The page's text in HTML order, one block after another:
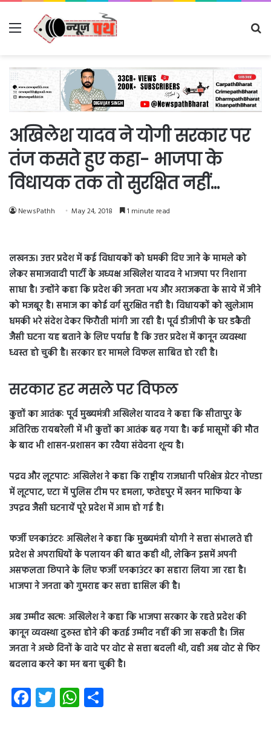
Menu
अखिलेश यादव ने योगी सरकार पर
तंज कसते हुए कहा- भाजपा के
विधायक तक तो सुरक्षित नहीं…
NewsPathh May 24, 2018 1 minute read
लखनऊ। उत्तर प्रदेश में कई विधायकों को धमकी दिए जाने के मामले को
लेकर समाजवादी पार्टी के अध्यक्ष अखिलेश यादव ने भाजपा पर निशाना
साधा है। उन्होंने कहा कि प्रदेश की जनता भय और अराजकता के साये में जीने
को मजबूर है। समाज का कोई वर्ग सुरक्षित नही है। विधायकों को खुलेआम
धमकी भरे संदेश देकर फिरौती मांगी जा रही है। पूर्व डीजीपी के घर डकैती
जैसी घटना यह बताने के लिए पर्याप्त है कि उत्तर प्रदेश में कानून व्यवस्था
ध्वस्त हो चुकी है। सरकार हर मामले विफल साबित हो रही है।
सरकार हर मसले पर विफल
कुत्तों का आतंकः पूर्व मुख्यमंत्री अखिलेश यादव ने कहा कि सीतापुर के
अतिरिक्त रायबरेली में भी कुत्तों का आतंक बढ़ गया है। कई मासूमों की मौत
के बाद भी शासन-प्रशासन का रवैया संवेदना शून्य है।
पद्रव और लूटपाटः अखिलेश ने कहा कि राष्ट्रीय राजधानी परिक्षेत्र ग्रेटर नोएडा
में लूटपाट, एटा में पुलिस टीम पर हमला, फतेहपुर में खनन माफिया के
उपद्रव जैसी घटनायें पूरे प्रदेश में आम हो गई है।
फर्जी एनकाउंटरः अखिलेश ने कहा कि मुख्यमंत्री योगी ने सत्ता संभालते ही
प्रदेश से अपराधियों के पलायन की बात कही थी, लेकिन इसमें अपनी
असफलता छिपाने के लिए फर्जी एनकाउंटर का सहारा लिया जा रहा है।
भाजपा ने जनता को गुमराह कर सत्ता हासिल की है।
अब उम्मीद खत्मः अखिलेश ने कहा कि भाजपा सरकार के रहते प्रदेश की
कानून व्यवस्था दुरुस्त होने की कतई उम्मीद नहीं की जा सकती है। जिस
जनता ने अच्छे दिनों के वादे पर वोट से सत्ता बदली थी, वही अब वोट से फिर
बदलाव करने का मन बना चुकी है।
Fa
ce
T
wi
W
ha